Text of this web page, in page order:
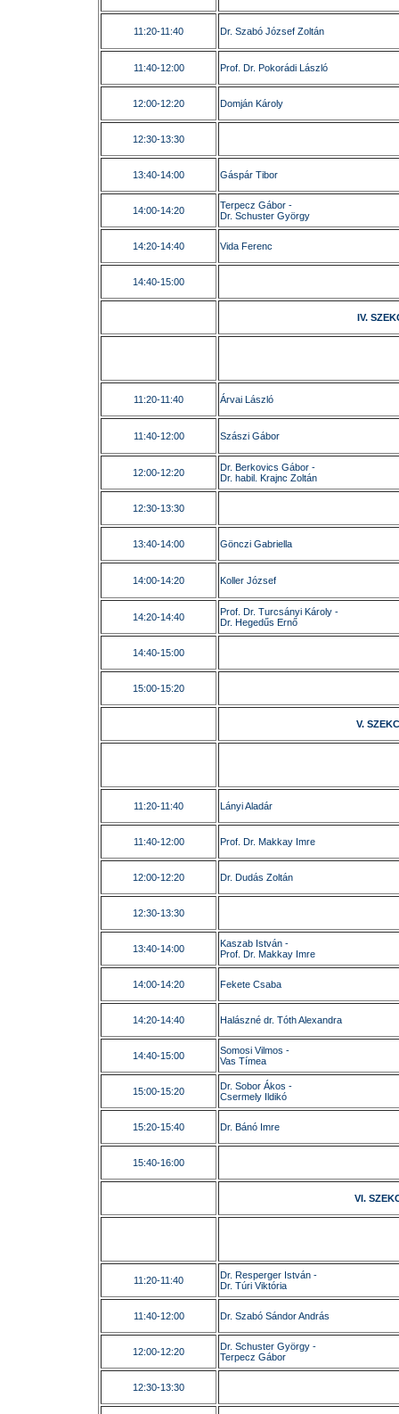
11:20-11:40 Dr. Szabó József Zoltán
11:40-12:00 Prof. Dr. Pokorádi László
12:00-12:20 Domján Károly
12:30-13:30
13:40-14:00 Gáspár Tibor
14:00-14:20
Terpecz Gábor -
Dr. Schuster György
14:20-14:40 Vida Ferenc
14:40-15:00
IV.
11:20-11:40 Árvai László
11:40-12:00 Szászi Gábor
12:00-12:20
Dr. Berkovics Gábor -
Dr. habil. Krajnc Zoltán
12:30-13:30
13:40-14:00 Gönczi Gabriella
14:00-14:20 Koller József
14:20-14:40
Prof. Dr. Turcsányi Károly -
Dr. Hegedűs Ernő
14:40-15:00
15:00-15:20
V.
11:20-11:40 Lányi Aladár
11:40-12:00 Prof. Dr. Makkay Imre
12:00-12:20 Dr. Dudás Zoltán
12:30-13:30
13:40-14:00
Kaszab István -
Prof. Dr. Makkay Imre
14:00-14:20 Fekete Csaba
14:20-14:40 Halászné dr. Tóth Alexandra
14:40-15:00
Somosi Vilmos -
Vas Tímea
15:00-15:20
Dr. Sobor Ákos -
Csermely Ildikó
15:20-15:40 Dr. Bánó Imre
15:40-16:00
VI.
11:20-11:40
Dr. Resperger István -
Dr. Túri Viktória
11:40-12:00 Dr. Szabó Sándor András
12:00-12:20
Dr. Schuster György -
Terpecz Gábor
12:30-13:30